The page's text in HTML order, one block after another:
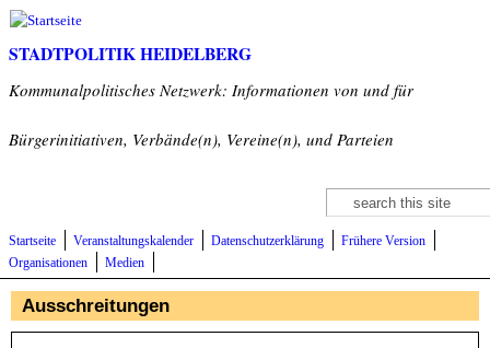
Direkt zum Inhalt
STADTPOLITIK HEIDELBERG
Kommunalpolitisches Netzwerk: Informationen von und für
Bürgerinitiativen, Verbände(n), Vereine(n), und Parteien
Suchformular
Suche
Startseite Veranstaltungskalender Datenschutzerklärung
Frühere Version
Organisationen
Medien
Ausschreitungen